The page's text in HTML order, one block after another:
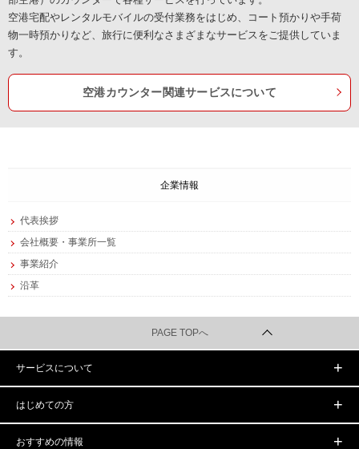
空港宅配やレンタルモバイルの受付業務をはじめ、コート預かりや手荷
物一時預かりなど、旅行に便利なさまざまなサービスをご提供していま
す。
空港カウンター関連サービスについて
企業情報
代表挨拶
会社概要・事業所一覧
事業紹介
沿革
PAGE TOPへ
サービスについて
はじめての方
おすすめの情報